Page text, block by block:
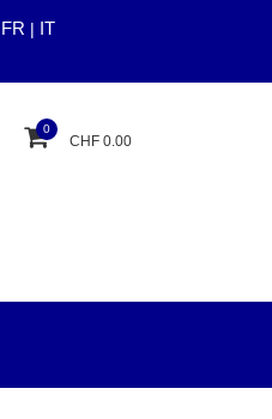
FR | IT
0
CHF 0.00